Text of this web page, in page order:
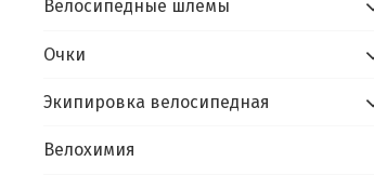
Велосипедные шлемы
Очки
Экипировка велосипедная
Велохимия